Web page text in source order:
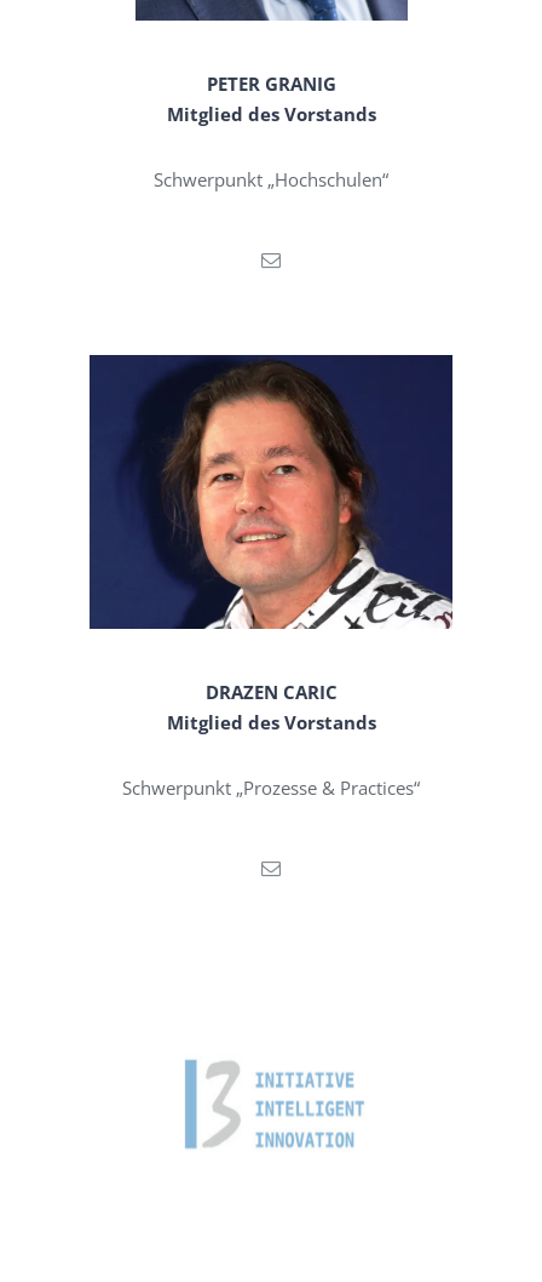
PETER GRANIG
Mitglied des Vorstands
Schwerpunkt „Hochschulen“
DRAZEN CARIC
Mitglied des Vorstands
Schwerpunkt „Prozesse & Practices“